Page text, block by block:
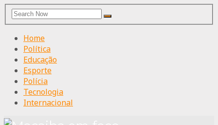
Search
for:
Search
Home
Política
Educação
Esporte
Polícia
Tecnologia
Internacional